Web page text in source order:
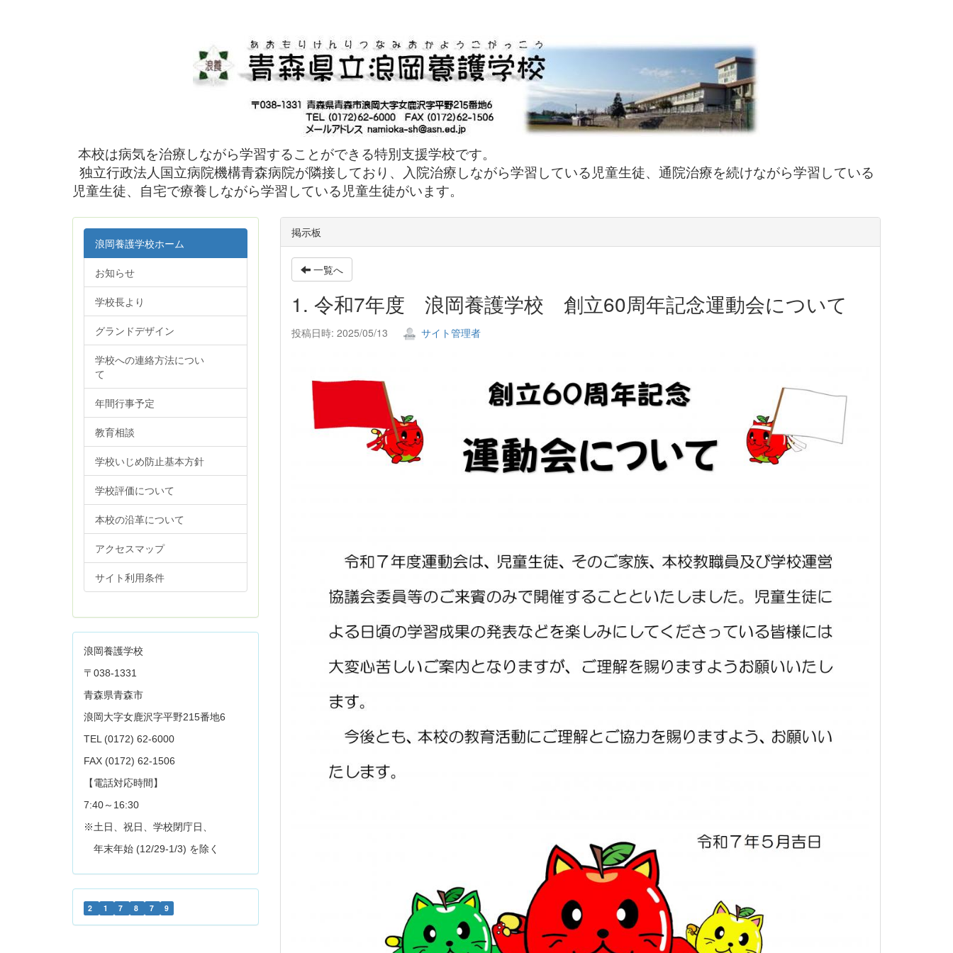
本校は病気を治療しながら学習することができる特別支援学校です。
独立行政法人国立病院機構青森病院が隣接しており、入院治療しながら学習している児童生徒、通院治療を続けながら学習している
児童生徒、自宅で療養しながら学習している児童生徒がいます。
掲示板
一覧へ
1. 令和7年度 浪岡養護学校 創立60周年記念運動会について
投稿日時: 2025/05/13 サイト管理者
浪岡養護学校ホーム
お知らせ
学校長より
グランドデザイン
学校への連絡方法につい
て
年間行事予定
教育相談
学校いじめ防止基本方針
学校評価について
本校の沿革について
アクセスマップ
サイト利用条件
浪岡養護学校
〒038-1331
青森県青森市
浪岡大字女鹿沢字平野215番地6
TEL (0172) 62-6000
FAX (0172) 62-1506
【電話対応時間】
7:40～16:30
※土日、祝日、学校閉庁日、
年末年始 (12/29-1/3) を除く
2 1 7 8 7 9